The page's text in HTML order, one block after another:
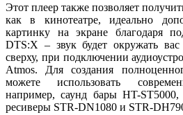
Этот плеер также позволяет
как в кинотеатре, идеально
картинку на экране благодаря
DTS:X – звук будет окружать
сверху, при подключении
Atmos. Для создания
можете использовать
например, саунд бары HT-
ресиверы STR-DN1080 и STR-